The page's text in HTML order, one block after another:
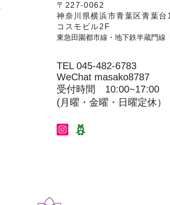
〒227-0062
神奈川県横浜市青葉区青葉
コスモビル2F
東急田園都市線・地下鉄半蔵門線
TEL 045-482-6783
WeChat masako8787
受付時間 10:00~17:00​​​
(​月曜・金曜・日曜定休）